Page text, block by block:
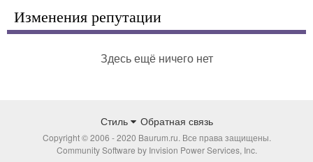
Изменения репутации
Здесь ещё ничего нет
Стиль Обратная связь
Copyright © 2006 - 2020 Baurum.ru. Все права защищены.
Community Software by Invision Power Services, Inc.